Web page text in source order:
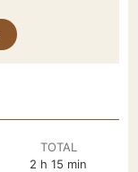
TOTAL
2 heures
h 15 minutes
min